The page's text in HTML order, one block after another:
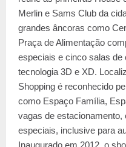
Merlin e Sams Club da
grandes âncoras como
Praça de Alimentação
especiais e cinco salas
tecnologia 3D e XD.
Shopping é reconhecido
como Espaço Família,
vagas de
especiais, inclusive para